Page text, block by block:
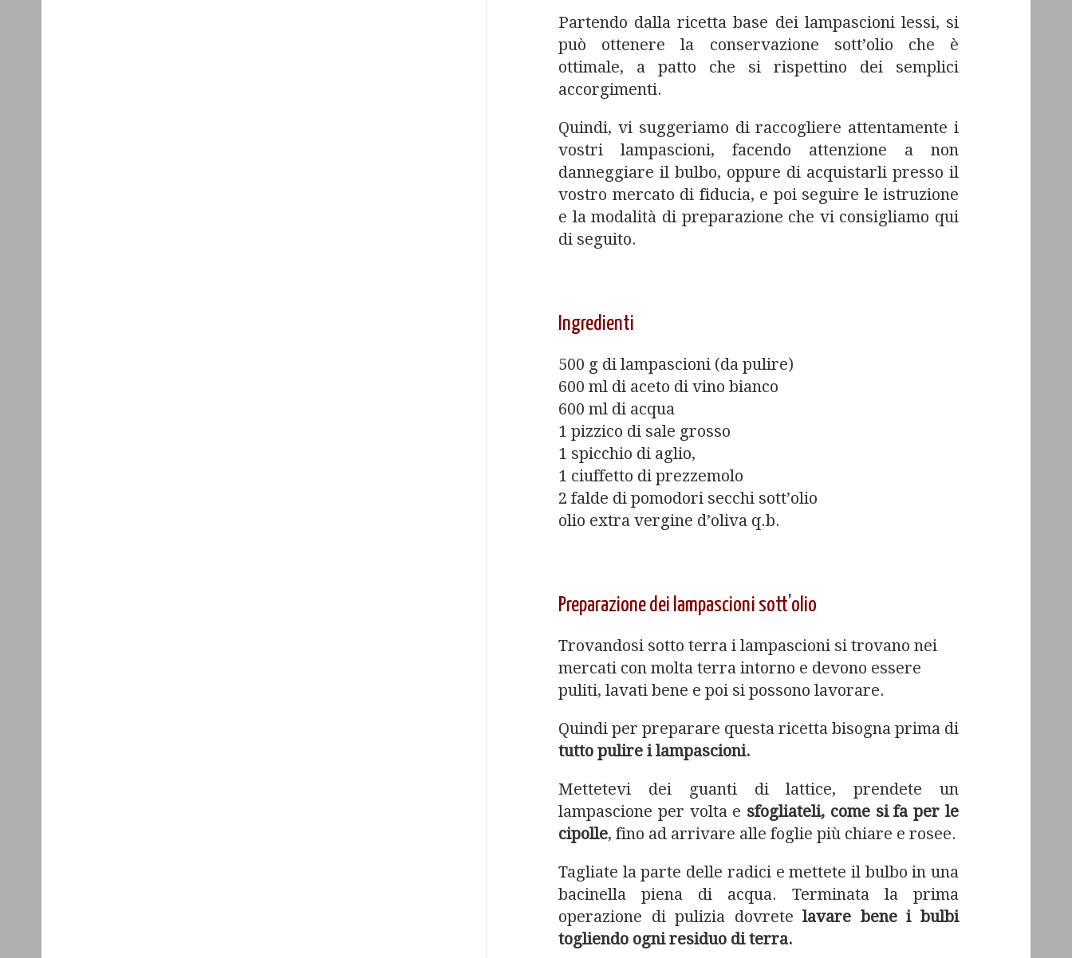
Partendo dalla ricetta base dei lampascioni lessi, si
può ottenere la conservazione sott’olio che è
ottimale, a patto che si rispettino dei semplici
accorgimenti.
Quindi, vi suggeriamo di raccogliere attentamente i
vostri lampascioni, facendo attenzione a non
danneggiare il bulbo, oppure di acquistarli presso il
vostro mercato di fiducia, e poi seguire le istruzione
e la modalità di preparazione che vi consigliamo qui
di seguito.
Ingredienti
500 g di lampascioni (da pulire)
600 ml di aceto di vino bianco
600 ml di acqua
1 pizzico di sale grosso
1 spicchio di aglio,
1 ciuffetto di prezzemolo
2 falde di pomodori secchi sott’olio
olio extra vergine d’oliva q.b.
Preparazione dei lampascioni sott’olio
Trovandosi sotto terra i lampascioni si trovano nei
mercati con molta terra intorno e devono essere
puliti, lavati bene e poi si possono lavorare.
Quindi per preparare questa ricetta bisogna prima di
tutto pulire i lampascioni.
Mettetevi dei guanti di lattice, prendete un
lampascione per volta e sfogliateli, come si fa per le
cipolle, fino ad arrivare alle foglie più chiare e rosee.
Tagliate la parte delle radici e mettete il bulbo in una
bacinella piena di acqua. Terminata la prima
operazione di pulizia dovretelavare bene i bulbi
togliendo ogni residuo di terra.